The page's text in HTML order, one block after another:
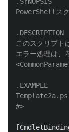
PowerShellスク
.DESCRIPTION
このスクリプト
エラー処理は、
.EXAMPLE
#>
[